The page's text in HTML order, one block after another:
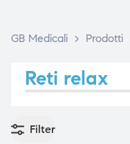
GB Medicali > Prodotti
Reti relax
Filter